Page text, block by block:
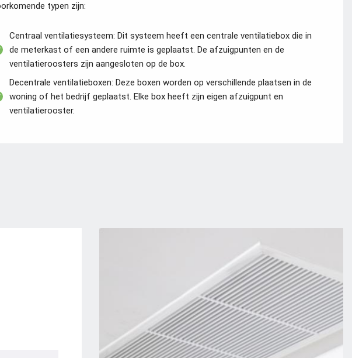
typen zijn:
Centraal ventilatiesysteem: Dit systeem heeft een centrale ventilatiebox die in
de meterkast of een andere ruimte is geplaatst. De afzuigpunten en de
ventilatieroosters zijn aangesloten op de box.
Decentrale ventilatieboxen: Deze boxen worden op verschillende plaatsen in de
woning of het bedrijf geplaatst. Elke box heeft zijn eigen afzuigpunt en
ventilatierooster.